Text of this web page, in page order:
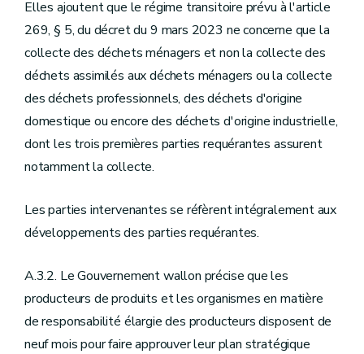
Elles ajoutent que le régime transitoire prévu à l'article
269, § 5, du décret du 9 mars 2023 ne concerne que la
collecte des déchets ménagers et non la collecte des
déchets assimilés aux déchets ménagers ou la collecte
des déchets professionnels, des déchets d'origine
domestique ou encore des déchets d'origine industrielle,
dont les trois premières parties requérantes assurent
notamment la collecte.
Les parties intervenantes se réfèrent intégralement aux
développements des parties requérantes.
A.3.2. Le Gouvernement wallon précise que les
producteurs de produits et les organismes en matière
de responsabilité élargie des producteurs disposent de
neuf mois pour faire approuver leur plan stratégique